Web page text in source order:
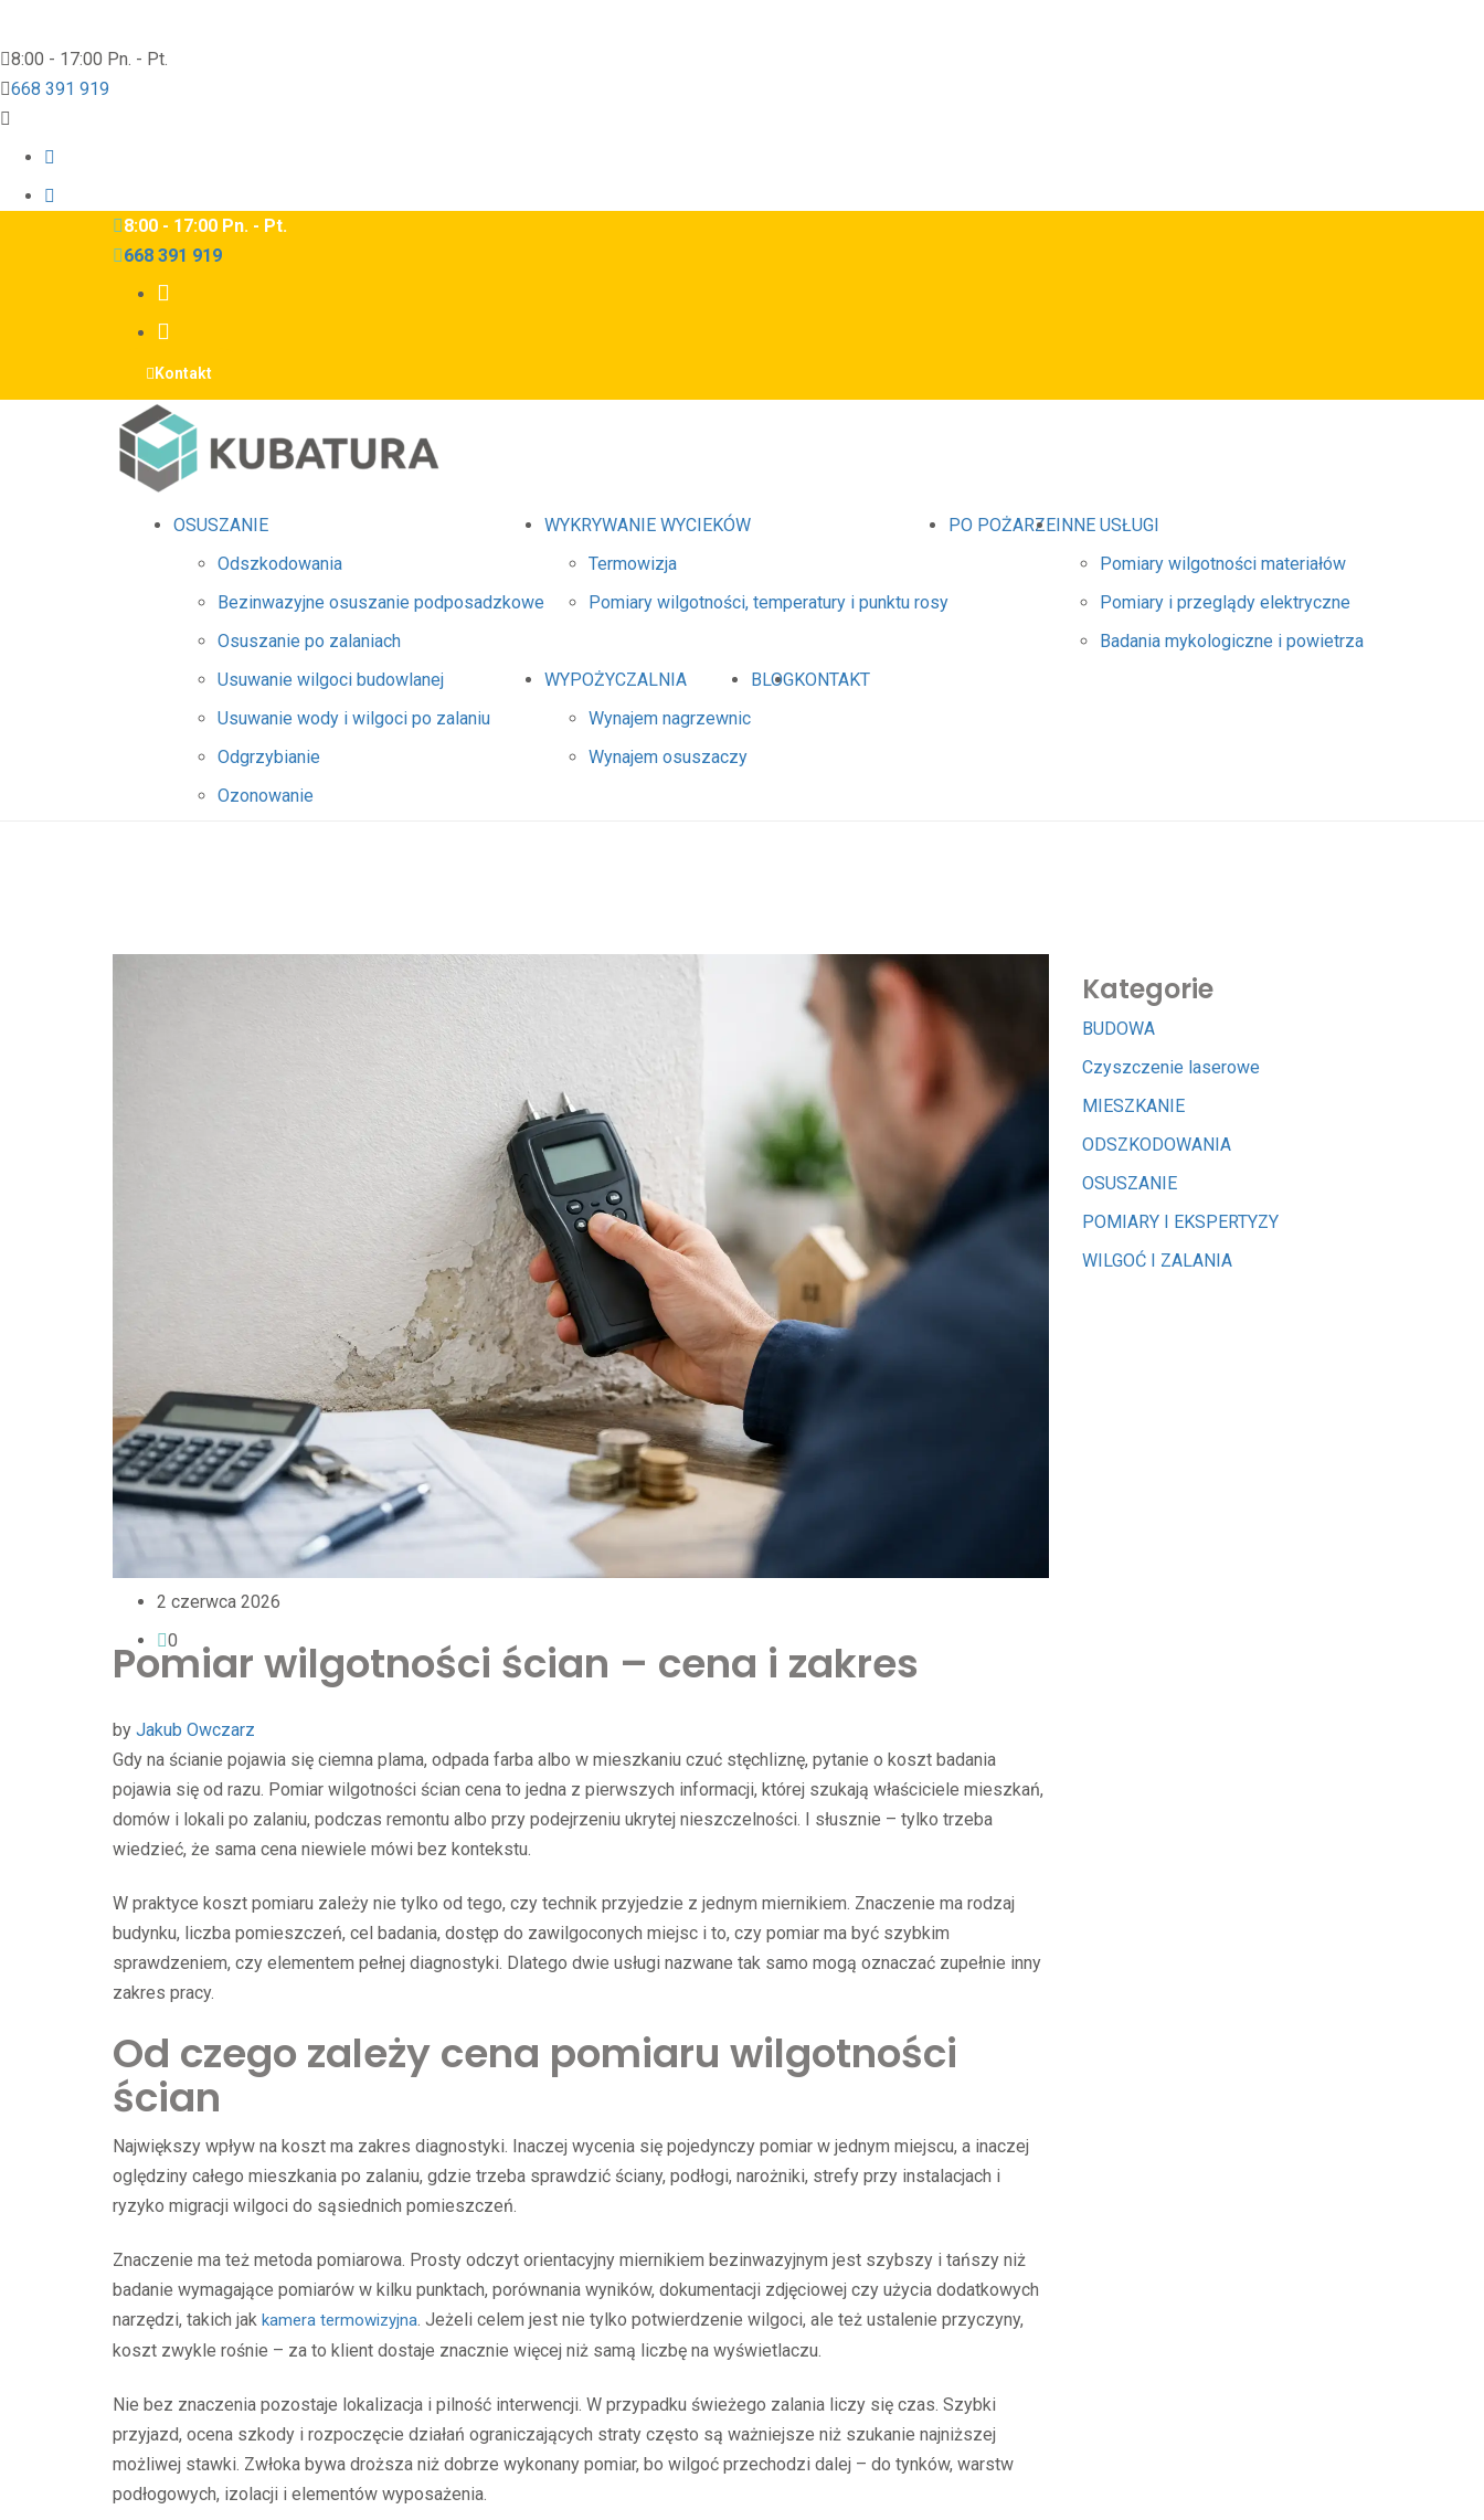
8:00 - 17:00 Pn. - Pt.
668 391 919
8:00 - 17:00 Pn. - Pt.
668 391 919
Kontakt
OSUSZANIE
Odszkodowania
Bezinwazyjne osuszanie podposadzkowe
Osuszanie po zalaniach
Usuwanie wilgoci budowlanej
Usuwanie wody i wilgoci po zalaniu
Odgrzybianie
Ozonowanie
WYKRYWANIE WYCIEKÓW
Termowizja
Pomiary wilgotności, temperatury i punktu rosy
PO POŻARZEINNE USŁUGI
Pomiary wilgotności materiałów
Pomiary i przeglądy elektryczne
Badania mykologiczne i powietrza
WYPOŻYCZALNIA
Wynajem nagrzewnic
Wynajem osuszaczy
BLOGKONTAKT
2 czerwca 2026
0
Pomiar wilgotności ścian – cena i zakres
by Jakub Owczarz
Gdy na ścianie pojawia się ciemna plama, odpada farba albo w mieszkaniu czuć stęchliznę, pytanie o koszt badania
pojawia się od razu. Pomiar wilgotności ścian cena to jedna z pierwszych informacji, której szukają właściciele mieszkań,
domów i lokali po zalaniu, podczas remontu albo przy podejrzeniu ukrytej nieszczelności. I słusznie – tylko trzeba
wiedzieć, że sama cena niewiele mówi bez kontekstu.
W praktyce koszt pomiaru zależy nie tylko od tego, czy technik przyjedzie z jednym miernikiem. Znaczenie ma rodzaj
budynku, liczba pomieszczeń, cel badania, dostęp do zawilgoconych miejsc i to, czy pomiar ma być szybkim
sprawdzeniem, czy elementem pełnej diagnostyki. Dlatego dwie usługi nazwane tak samo mogą oznaczać zupełnie inny
zakres pracy.
Od czego zależy cena pomiaru wilgotności
ścian
Największy wpływ na koszt ma zakres diagnostyki. Inaczej wycenia się pojedynczy pomiar w jednym miejscu, a inaczej
oględziny całego mieszkania po zalaniu, gdzie trzeba sprawdzić ściany, podłogi, narożniki, strefy przy instalacjach i
ryzyko migracji wilgoci do sąsiednich pomieszczeń.
Znaczenie ma też metoda pomiarowa. Prosty odczyt orientacyjny miernikiem bezinwazyjnym jest szybszy i tańszy niż
badanie wymagające pomiarów w kilku punktach, porównania wyników, dokumentacji zdjęciowej czy użycia dodatkowych
narzędzi, takich jak kamera termowizyjna. Jeżeli celem jest nie tylko potwierdzenie wilgoci, ale też ustalenie przyczyny,
koszt zwykle rośnie – za to klient dostaje znacznie więcej niż samą liczbę na wyświetlaczu.
Nie bez znaczenia pozostaje lokalizacja i pilność interwencji. W przypadku świeżego zalania liczy się czas. Szybki
przyjazd, ocena szkody i rozpoczęcie działań ograniczających straty często są ważniejsze niż szukanie najniższej
możliwej stawki. Zwłoka bywa droższa niż dobrze wykonany pomiar, bo wilgoć przechodzi dalej – do tynków, warstw
podłogowych, izolacji i elementów wyposażenia.
Kategorie
BUDOWA
Czyszczenie laserowe
MIESZKANIE
ODSZKODOWANIA
OSUSZANIE
POMIARY I EKSPERTYZY
WILGOĆ I ZALANIA